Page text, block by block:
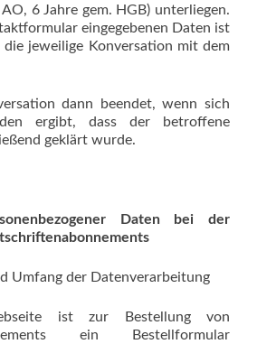
6 Jahre gem. HGB) unterliegen.
eingegebenen Daten ist
die jeweilige Konversation mit dem
dann beendet, wenn sich
ergibt, dass der betroffene
geklärt wurde.
Daten bei der
Umfang der Datenverarbeitung
ist zur Bestellung von
ein Bestellformular